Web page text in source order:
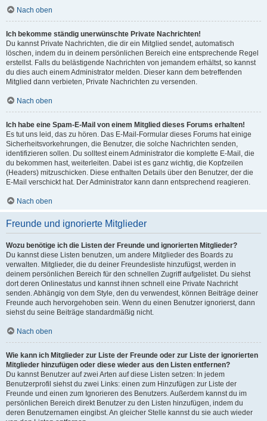
Nach oben
Ich bekomme ständig unerwünschte Private Nachrichten!
Du kannst Private Nachrichten, die dir ein Mitglied sendet, automatisch
löschen, indem du in deinem persönlichen Bereich eine entsprechende Regel
erstellst. Falls du belästigende Nachrichten von jemandem erhältst, so kannst
du dies auch einem Administrator melden. Dieser kann dem betreffenden
Mitglied dann verbieten, Private Nachrichten zu versenden.
Nach oben
Ich habe eine Spam-E-Mail von einem Mitglied dieses Forums erhalten!
Es tut uns leid, das zu hören. Das E-Mail-Formular dieses Forums hat einige
Sicherheitsvorkehrungen, die Benutzer, die solche Nachrichten senden,
identifizieren sollen. Du solltest einem Administrator die komplette E-Mail, die
du bekommen hast, weiterleiten. Dabei ist es ganz wichtig, die Kopfzeilen
(Headers) mitzuschicken. Diese enthalten Details über den Benutzer, der die
E-Mail verschickt hat. Der Administrator kann dann entsprechend reagieren.
Nach oben
Freunde und ignorierte Mitglieder
Wozu benötige ich die Listen der Freunde und ignorierten Mitglieder?
Du kannst diese Listen benutzen, um andere Mitglieder des Boards zu
verwalten. Mitglieder, die du deiner Freundesliste hinzufügst, werden in
deinem persönlichen Bereich für den schnellen Zugriff aufgelistet. Du siehst
dort deren Onlinestatus und kannst ihnen schnell eine Private Nachricht
senden. Abhängig von dem Style, den du verwendest, können Beiträge deiner
Freunde auch hervorgehoben sein. Wenn du einen Benutzer ignorierst, dann
siehst du seine Beiträge standardmäßig nicht.
Nach oben
Wie kann ich Mitglieder zur Liste der Freunde oder zur Liste der ignorierten
Mitglieder hinzufügen oder diese wieder aus den Listen entfernen?
Du kannst Benutzer auf zwei Arten auf diese Listen setzen: In jedem
Benutzerprofil siehst du zwei Links: einen zum Hinzufügen zur Liste der
Freunde und einen zum Ignorieren des Benutzers. Außerdem kannst du im
persönlichen Bereich direkt Benutzer zu den Listen hinzufügen, indem du
deren Benutzernamen eingibst. An gleicher Stelle kannst du sie auch wieder